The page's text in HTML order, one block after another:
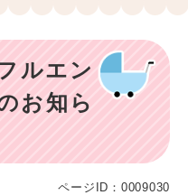
ルエン
お知ら
ページID：0009030